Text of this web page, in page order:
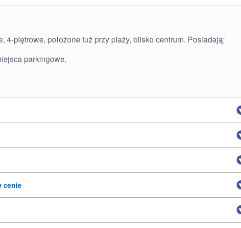
4-piętrowe, położone tuż przy plaży, blisko centrum. Posiadają:
parkingowe,
cenie